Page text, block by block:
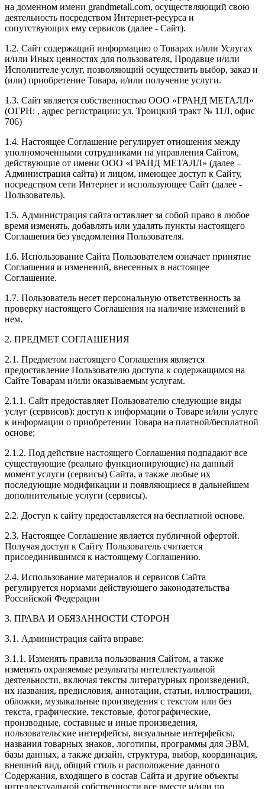
на доменном имени grandmetall.com, осуществляющий свою
деятельность посредством Интернет-ресурса и
сопутствующих ему сервисов (далее - Сайт).
1.2. Сайт содержащий информацию о Товарах и/или Услугах
и/или Иных ценностях для пользователя, Продавце и/или
Исполнителе услуг, позволяющий осуществить выбор, заказ и
(или) приобретение Товара, и/или получение услуги.
1.3. Сайт является собственностью ООО «ГРАНД МЕТАЛЛ»
(ОГРН: , адрес регистрации: ул. Троицкий тракт № 11Л, офис
706)
1.4. Настоящее Соглашение регулирует отношения между
уполномоченными сотрудниками на управления Сайтом,
действующие от имени ООО «ГРАНД МЕТАЛЛ» (далее –
Администрация сайта) и лицом, имеющее доступ к Сайту,
посредством сети Интернет и использующее Сайт (далее -
Пользователь).
1.5. Администрация сайта оставляет за собой право в любое
время изменять, добавлять или удалять пункты настоящего
Соглашения без уведомления Пользователя.
1.6. Использование Сайта Пользователем означает принятие
Соглашения и изменений, внесенных в настоящее
Соглашение.
1.7. Пользователь несет персональную ответственность за
проверку настоящего Соглашения на наличие изменений в
нем.
2. ПРЕДМЕТ СОГЛАШЕНИЯ
2.1. Предметом настоящего Соглашения является
предоставление Пользователю доступа к содержащимся на
Сайте Товарам и/или оказываемым услугам.
2.1.1. Сайт предоставляет Пользователю следующие виды
услуг (сервисов): доступ к информации о Товаре и/или услуге
к информации о приобретении Товара на платной/бесплатной
основе;
2.1.2. Под действие настоящего Соглашения подпадают все
существующие (реально функционирующие) на данный
момент услуги (сервисы) Сайта, а также любые их
последующие модификации и появляющиеся в дальнейшем
дополнительные услуги (сервисы).
2.2. Доступ к сайту предоставляется на бесплатной основе.
2.3. Настоящее Соглашение является публичной офертой.
Получая доступ к Сайту Пользователь считается
присоединившимся к настоящему Соглашению.
2.4. Использование материалов и сервисов Сайта
регулируется нормами действующего законодательства
Российской Федерации
3. ПРАВА И ОБЯЗАННОСТИ СТОРОН
3.1. Администрация сайта вправе:
3.1.1. Изменять правила пользования Сайтом, а также
изменять охраняемые результаты интеллектуальной
деятельности, включая тексты литературных произведений,
их названия, предисловия, аннотации, статьи, иллюстрации,
обложки, музыкальные произведения с текстом или без
текста, графические, текстовые, фотографические,
производные, составные и иные произведения,
пользовательские интерфейсы, визуальные интерфейсы,
названия товарных знаков, логотипы, программы для ЭВМ,
базы данных, а также дизайн, структура, выбор, координация,
внешний вид, общий стиль и расположение данного
Содержания, входящего в состав Сайта и другие объекты
интеллектуальной собственности все вместе и/или по